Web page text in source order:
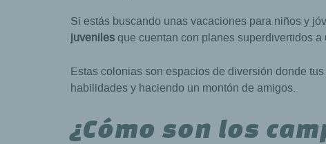
Si estás buscando unas vacaciones para niños y
juvenilesque cuentan con planes superdivertidos a
Estas colonias son espacios de diversión donde
habilidades y haciendo un montón de amigos.
¿Cómo son los